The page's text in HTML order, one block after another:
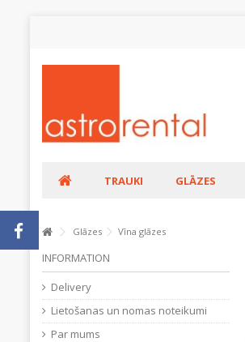
TRAUKI GLĀZES
Glāzes Vīna glāzes
INFORMATION
Delivery
Lietošanas un nomas noteikumi
Par mums